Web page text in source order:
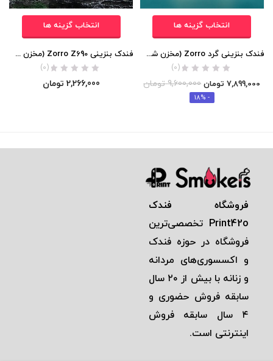
انتخاب گزینه ها
فندک بنزینی گرد Zorro (مخزن شیشه ای) اورجینال
(0)
7,899,000 تومان 9,600,000 تومان
- 18%
انتخاب گزینه ها
فندک بنزینی Zorro Z690 (مخزن شیشه ای) اورجینال
(0)
2,266,000 تومان
فروشگاه فندک
Print42o تخصصی‌ترين
فروشگاه در حوزه فندک
و اكسسوری‌های مردانه
و زنانه با بيش از ٢٠ سال
سابقه فروش حضوری و
٤ سال سابقه فروش
اينترنتی است.